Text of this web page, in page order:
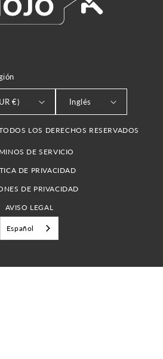
€) Inglés
LOS DERECHOS RESERVADOS
DE SERVICIO
DE PRIVACIDAD
DE PRIVACIDAD
AVISO LEGAL
Español